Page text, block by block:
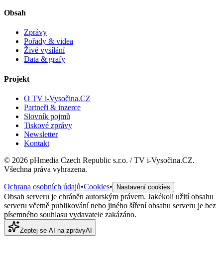
Obsah
Zprávy
Pořady & videa
Živé vysílání
Data & grafy
Projekt
O TV i-Vysočina.CZ
Partneři & inzerce
Slovník pojmů
Tiskové zprávy
Newsletter
Kontakt
© 2026 pHmedia Czech Republic s.r.o. / TV i-Vysočina.CZ.
Všechna práva vyhrazena.
Ochrana osobních údajů•Cookies• Nastavení cookies
Obsah serveru je chráněn autorským právem. Jakékoli užití obsahu
serveru včetně publikování nebo jiného šíření obsahu serveru je bez
písemného souhlasu vydavatele zakázáno.
Zeptej se AI na zprávyAI